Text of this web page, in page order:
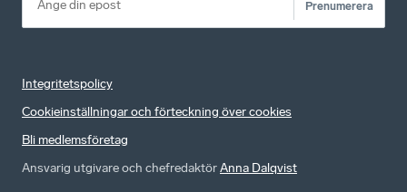
Prenumerera
Integritetspolicy
Cookieinställningar och förteckning över cookies
Bli medlemsföretag
Ansvarig utgivare och chefredaktörAnna Dalqvist